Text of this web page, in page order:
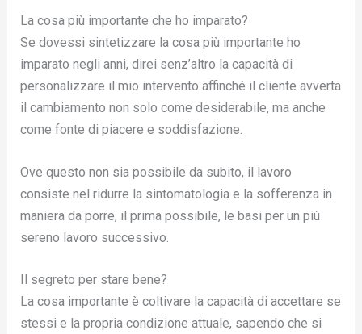
La cosa più importante che ho imparato?
Se dovessi sintetizzare la cosa più importante ho
imparato negli anni, direi senz’altro la capacità di
personalizzare il mio intervento affinché il cliente avverta
il cambiamento non solo come desiderabile, ma anche
come fonte di piacere e soddisfazione.
Ove questo non sia possibile da subito, il lavoro
consiste nel ridurre la sintomatologia e la sofferenza in
maniera da porre, il prima possibile, le basi per un più
sereno lavoro successivo.
Il segreto per stare bene?
La cosa importante è coltivare la capacità di accettare se
stessi e la propria condizione attuale, sapendo che si